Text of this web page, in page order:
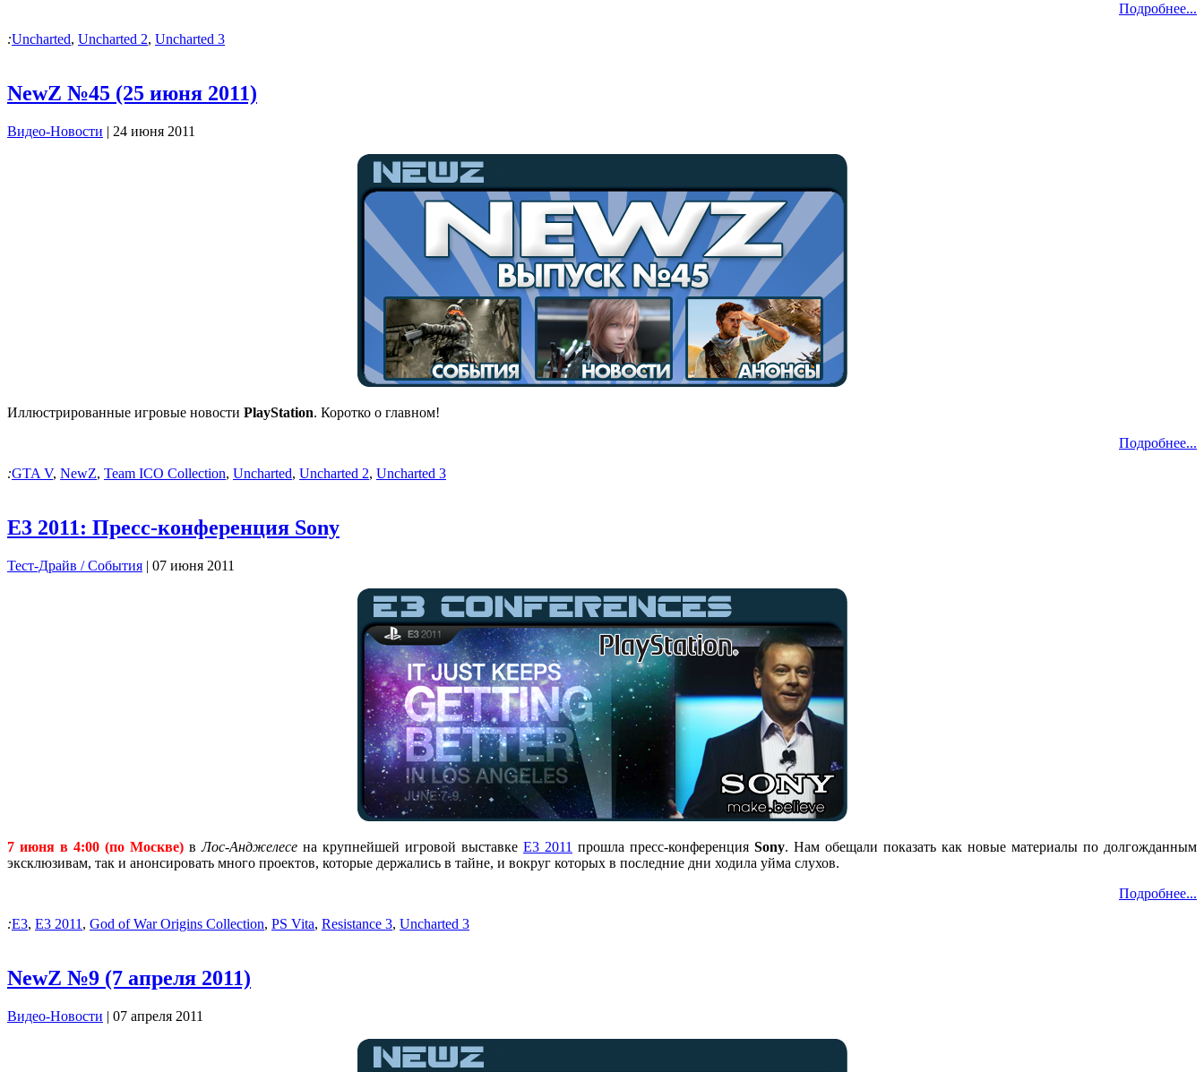
Подробнее...
:Uncharted, Uncharted 2, Uncharted 3
NewZ №45 (25 июня 2011)
Видео-Новости | 24 июня 2011
Иллюстрированные игровые новости PlayStation. Коротко о главном!
Подробнее...
:GTA V, NewZ, Team ICO Collection, Uncharted, Uncharted 2, Uncharted 3
E3 2011: Пресс-конференция Sony
Тест-Драйв / Cобытия | 07 июня 2011
7 июня в 4:00 (по Москве) вЛос-Анджелесе на крупнейшей игровой выставке E3 2011 прошла пресс-конференция Sony. Нам обещали показать как новые материалы по долгожданным
эксклюзивам, так и анонсировать много проектов, которые держались в тайне, и вокруг которых в последние дни ходила уйма слухов.
Подробнее...
:E3, E3 2011 , God of War Origins Collection, PS Vita, Resistance 3, Uncharted 3
NewZ №9 (7 апреля 2011)
Видео-Новости | 07 апреля 2011